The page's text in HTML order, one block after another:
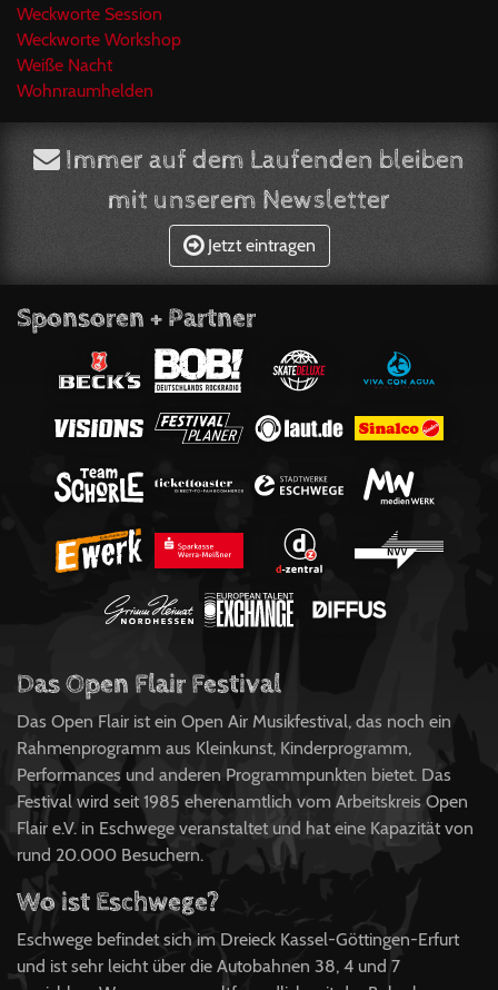
Weckworte Session
Weckworte Workshop
Weiße Nacht
Wohnraumhelden
Immer auf dem Laufenden bleiben
mit unserem Newsletter
Jetzt eintragen
Sponsoren + Partner
Das Open Flair Festival
Das Open Flair ist ein Open Air Musikfestival, das noch ein
Rahmenprogramm aus Kleinkunst, Kinderprogramm,
Performances und anderen Programmpunkten bietet. Das
Festival wird seit 1985 eherenamtlich vom Arbeitskreis Open
Flair e.V. in Eschwege veranstaltet und hat eine Kapazität von
rund 20.000 Besuchern.
Wo ist Eschwege?
Eschwege befindet sich im Dreieck Kassel-Göttingen-Erfurt
und ist sehr leicht über die Autobahnen 38, 4 und 7